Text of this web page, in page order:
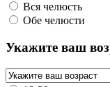
Вся челюсть
Обе челюсти
Укажите ваш